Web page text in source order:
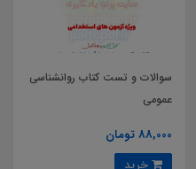
سوالات و تست کتاب روانشناسی
عمومی
88,000 تومان